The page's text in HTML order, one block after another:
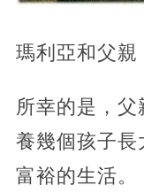
瑪利亞和父親
所幸的是，
養幾個孩子長
富裕的生活。